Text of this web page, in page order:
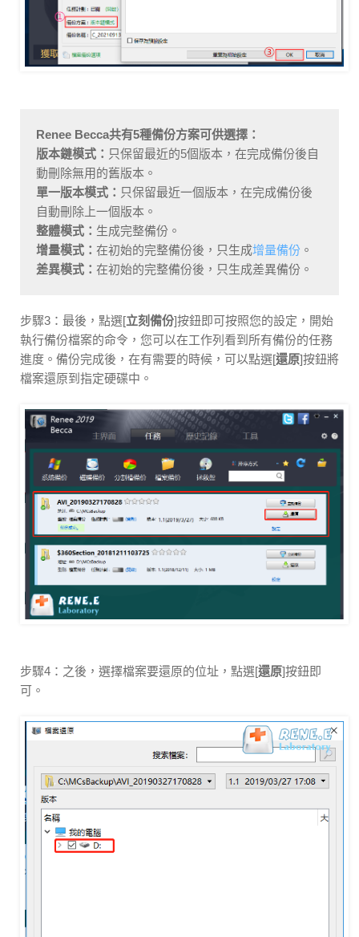
Renee Becca共有5種備份方案可供選擇：
版本鏈模式： 只保留最近的5個版本，在完成備份後自
動刪除無用的舊版本。
單一版本模式： 只保留最近一個版本，在完成備份後
自動刪除上一個版本。
整體模式： 生成完整備份。
增量模式： 在初始的完整備份後，只生成增量備份 。
差異模式： 在初始的完整備份後，只生成差異備份。
步驟3：最後，點選[立刻備份]按鈕即可按照您的設定，開始
執行備份檔案的命令，您可以在工作列看到所有備份的任務
進度。備份完成後，在有需要的時候，可以點選[還原]按鈕將
檔案還原到指定硬碟中。
步驟4：之後，選擇檔案要還原的位址，點選[還原]按鈕即
可。